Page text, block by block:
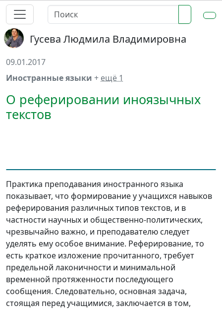
Гусева Людмила Владимировна
09.01.2017
Иностранные языки + ещё 1
О реферировании иноязычных
текстов
Практика преподавания иностранного языка
показывает, что формирование у учащихся навыков
реферирования различных типов текстов, и в
частности научных и общественно-политических,
чрезвычайно важно, и преподавателю следует
уделять ему особое внимание. Реферирование, то
есть краткое изложение прочитанного, требует
предельной лаконичности и минимальной
временной протяженности последующего
сообщения. Следовательно, основная задача,
стоящая перед учащимися, заключается в том,